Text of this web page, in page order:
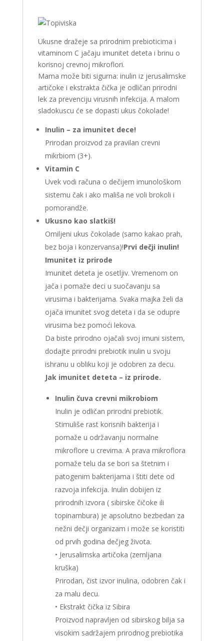
Ukusne dražeje sa prirodnim prebioticima i
vitaminom C jačaju imunitet deteta i brinu o
korisnoj crevnoj mikroflori.
Mama može biti sigurna: inulin iz jerusalimske
artičoke i ekstrakta čička je odličan prirodni
lek za prevenciju virusnih infekcija. A malom
sladokuscu će se dopasti ukus čokolade!
Inulin – za imunitet dece!
Prirodan proizvod za pravilan crevni
mikrbiom (3+).
Vitamin C
Uvek vodi računa o dečijem imunološkom
sistemu čak i ako mališa ne voli brokoli i
pomorandže.
Ukusno kao slatkiš!
Omiljeni ukus čokolade (samo kakao prah,
bez boja i konzervansa)!Prvi dečji inulin!
Imunitet iz prirode
Imunitet deteta je osetljiv. Vremenom on
jača i pomaže deci u suočavanju sa
virusima i bakterijama. Svaka majka želi da
ojača imunitet svog deteta i da se odupre
virusima bez pomoći lekova.
Da biste prirodno ojačali svoj imuni sistem,
dodajte prirodni prebiotik inulin u svoju
ishranu u obliku koji je odobren za decu.
Jak imunitet deteta – iz prirode.
Inulin čuva crevni mikrobiom
Inulin je odličan prirodni prebiotik.
Stimuliše rast korisnih bakterija i
pomaže u održavanju normalne
mikroflore u crevima. A prava mikroflora
pomaže telu da se bori sa štetnim i
patogenim bakterijama i štiti dete od
razvoja infekcija. Inulin dobijen iz
prirodnih izvora ( sibirske čičoke ili
topinambura) je apsolutno bezbedan za
nežni dečji organizam i može se koristiti
od prvih godina dečjeg života.
• Jerusalimska artičoka (zemljana
kruška)
Prirodan, čist izvor inulina, odobren čak i
za malu decu.
• Ekstrakt čička iz Sibira
Proizvod napravljen od sibirskog bilja sa
visokim sadržajem prirodnog prebiotika